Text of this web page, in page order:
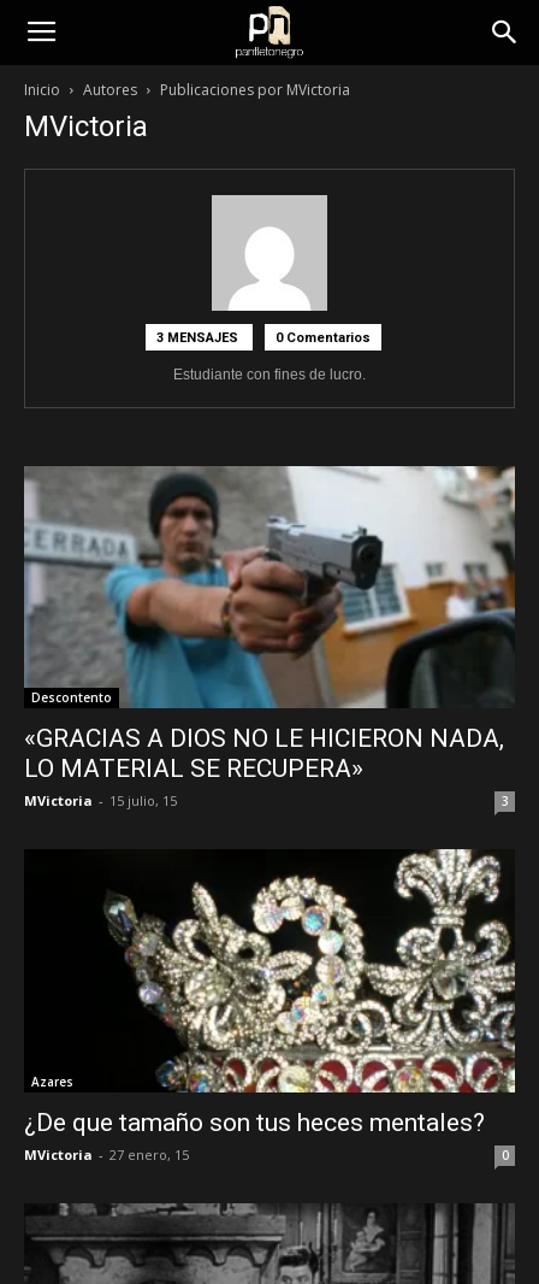
panfletonegro
Inicio Autores Publicaciones por MVictoria
MVictoria
3 MENSAJES 0 Comentarios
Estudiante con fines de lucro.
Descontento
«GRACIAS A DIOS NO LE HICIERON NADA,
LO MATERIAL SE RECUPERA»
MVictoria - 15 julio, 15 3
Azares
¿De que tamaño son tus heces mentales?
MVictoria - 27 enero, 15 0